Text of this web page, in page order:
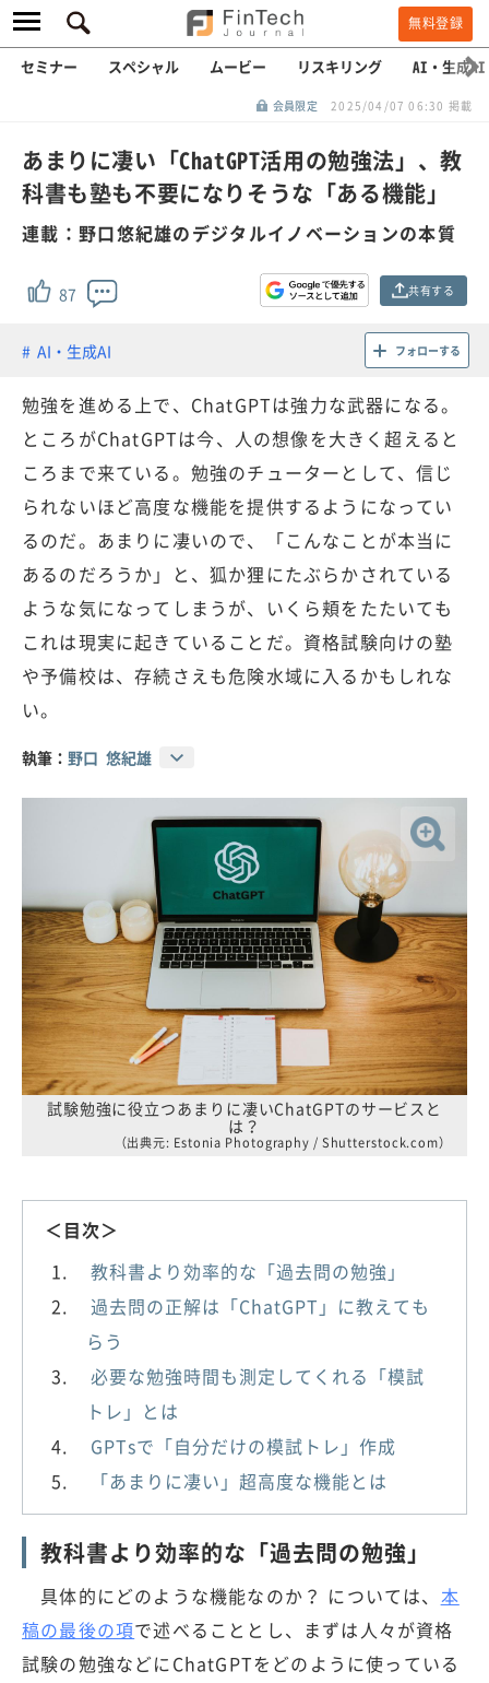
無料登録
セミナー スペシャル ムービー リスキリング AI・生成AI
会員限定 2025/04/07 06:30 掲載
あまりに凄い「ChatGPT活用の勉強法」、教
科書も塾も不要になりそうな「ある機能」
連載：野口悠紀雄のデジタルイノベーションの本質
87 共有する
AI・生成AI フォローする
勉強を進める上で、ChatGPTは強力な武器になる。
ところがChatGPTは今、人の想像を大きく超えると
ころまで来ている。勉強のチューターとして、信じ
られないほど高度な機能を提供するようになってい
るのだ。あまりに凄いので、「こんなことが本当に
あるのだろうか」と、狐か狸にたぶらかされている
ような気になってしまうが、いくら頬をたたいても
これは現実に起きていることだ。資格試験向けの塾
や予備校は、存続さえも危険水域に入るかもしれな
い。
執筆： 野口 悠紀雄
試験勉強に役立つあまりに凄いChatGPTのサービスと
は？
（出典元: Estonia Photography / Shutterstock.com）
＜目次＞
教科書より効率的な「過去問の勉強」
過去問の正解は「ChatGPT」に教えても
らう
必要な勉強時間も測定してくれる「模試
トレ」とは
GPTsで「自分だけの模試トレ」作成
「あまりに凄い」超高度な機能とは
教科書より効率的な「過去問の勉強」
具体的にどのような機能なのか？ については、 本
稿の最後の項で述べることとし、まずは人々が資格
試験の勉強などにChatGPTをどのように使っている